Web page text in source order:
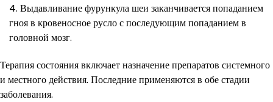
Выдавливание фурункула шеи заканчивается попаданием
гноя в кровеносное русло с последующим попаданием в
головной мозг.
Терапия состояния включает назначение препаратов системного
и местного действия. Последние применяются в обе стадии
заболевания.